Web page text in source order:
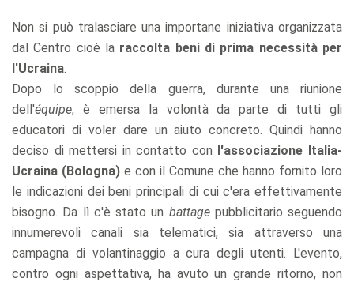
Non si può tralasciare una importane iniziativa organizzata
dal Centro cioè la raccolta beni di prima necessità per
l'Ucraina.
Dopo lo scoppio della guerra, durante una riunione
dell'équipe, è emersa la volontà da parte di tutti gli
educatori di voler dare un aiuto concreto. Quindi hanno
deciso di mettersi in contatto con l'associazione Italia-
Ucraina (Bologna) e con il Comune che hanno fornito loro
le indicazioni dei beni principali di cui c'era effettivamente
bisogno. Da lì c'è stato un battagepubblicitario seguendo
innumerevoli canali sia telematici, sia attraverso una
campagna di volantinaggio a cura degli utenti. L'evento,
contro ogni aspettativa, ha avuto un grande ritorno, non